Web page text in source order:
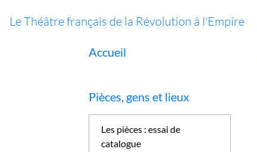
Le Théâtre français de la Révolution à l'Empire
Accueil
Pièces, gens et lieux
Les pièces : essai de
catalogue